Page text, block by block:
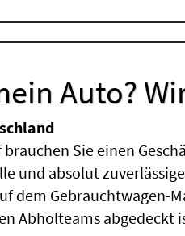
Auto?
Sie einen
und absolut
dem Gebrauchtwagen-
Abholteams abgedeckt